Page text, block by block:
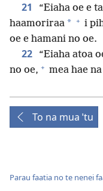
21
“Eiaha oe e
haamoriraa * + i
oe e hamani no oe.
22
“Eiaha atoa
no oe, + mea hae
To na mua ˈtu
Parau faatia no te nenei